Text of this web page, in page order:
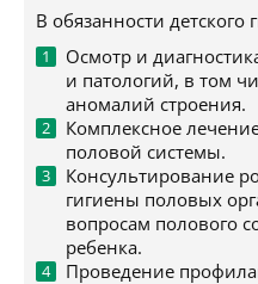
В обязанности детского
Осмотр и
и патологий, в том
аномалий строения.
Комплексное
половой системы.
Консультирование
гигиены половых
вопросам полового
ребенка.
Проведение